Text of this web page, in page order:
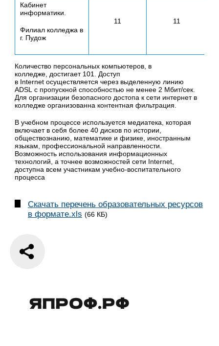
Кабинет
информатики.
Филиал колледжа в
г. Пудож
11 11
Количество персональных компьютеров, в
колледже, достигает 101. Доступ
в Internet осуществляется через выделенную линию
ADSL с пропускной способностью не менее 2 Мбит/сек.
Для организации безопасного достопа к сети интернет в
колледже организованна контентная фильтрация.
В учебном процессе используется медиатека, которая
включает в себя более 40 дисков по истории,
обществознанию, математике и физике, иностранным
языкам, профессиональной направленности.
Возможность использования информационных
технологий, а точнее возможностей сети Internet,
доступна всем участникам учебно-воспитательного
процесса
Скачать перечень образовательных ресурсов
в формате.xls (66 КБ)